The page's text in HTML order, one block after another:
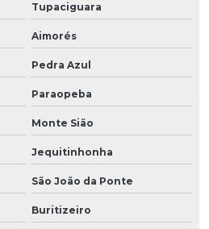
Tupaciguara
Aimorés
Pedra Azul
Paraopeba
Monte Sião
Jequitinhonha
São João da Ponte
Buritizeiro